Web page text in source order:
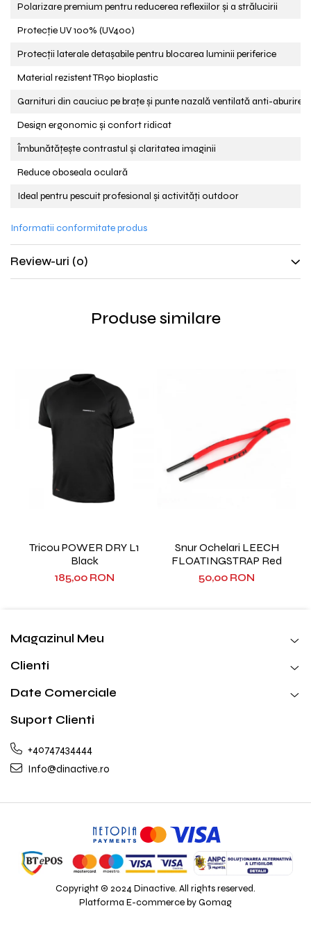
Polarizare premium pentru reducerea reflexiilor și a strălucirii
Protecție UV 100% (UV400)
Protecții laterale detașabile pentru blocarea luminii periferice
Material rezistent TR90 bioplastic
Garnituri din cauciuc pe brațe și punte nazală ventilată anti-aburire
Design ergonomic și confort ridicat
Îmbunătățește contrastul și claritatea imaginii
Reduce oboseala oculară
Ideal pentru pescuit profesional și activități outdoor
Informatii conformitate produs
Review-uri (0)
Produse similare
Tricou POWER DRY L1
Black
185,00 RON
Snur Ochelari LEECH
FLOATINGSTRAP Red
50,00 RON
Magazinul Meu
Clienti
Date Comerciale
Suport Clienti
+40747434444
Info@dinactive.ro
Copyright © 2024 Dinactive. All rights reserved.
Platforma E-commerce by Gomag